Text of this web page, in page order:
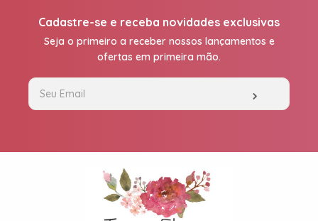
Cadastre-se e receba novidades exclusivas
Seja o primeiro a receber nossos lançamentos e
ofertas em primeira mão.